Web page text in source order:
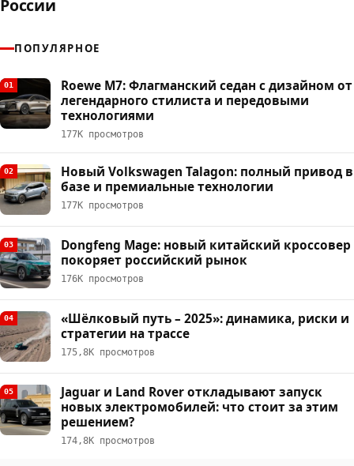
России
ПОПУЛЯРНОЕ
01
Roewe M7: Флагманский седан с дизайном от
легендарного стилиста и передовыми
технологиями
177К просмотров
02
Новый Volkswagen Talagon: полный привод в
базе и премиальные технологии
177К просмотров
03
Dongfeng Mage: новый китайский кроссовер
покоряет российский рынок
176К просмотров
04
«Шёлковый путь – 2025»: динамика, риски и
стратегии на трассе
175,8К просмотров
05
Jaguar и Land Rover откладывают запуск
новых электромобилей: что стоит за этим
решением?
174,8К просмотров